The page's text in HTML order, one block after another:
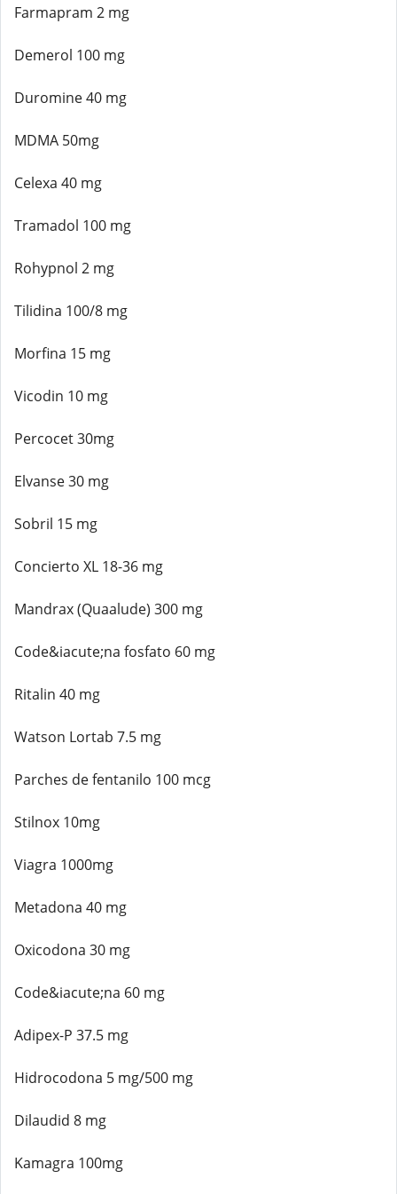
Farmapram 2 mg
Demerol 100 mg
Duromine 40 mg
MDMA 50mg
Celexa 40 mg
Tramadol 100 mg
Rohypnol 2 mg
Tilidina 100/8 mg
Morfina 15 mg
Vicodin 10 mg
Percocet 30mg
Elvanse 30 mg
Sobril 15 mg
Concierto XL 18-36 mg
Mandrax (Quaalude) 300 mg
Code&iacute;na fosfato 60 mg
Ritalin 40 mg
Watson Lortab 7.5 mg
Parches de fentanilo 100 mcg
Stilnox 10mg
Viagra 1000mg
Metadona 40 mg
Oxicodona 30 mg
Code&iacute;na 60 mg
Adipex-P 37.5 mg
Hidrocodona 5 mg/500 mg
Dilaudid 8 mg
Kamagra 100mg